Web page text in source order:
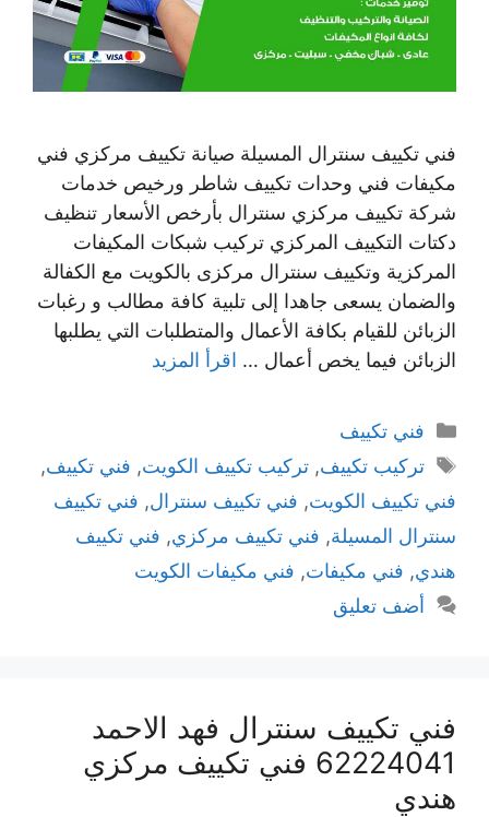
فني تكييف سنترال المسيلة صيانة تكييف مركزي فني
مكيفات فني وحدات تكييف شاطر ورخيص خدمات
شركة تكييف مركزي سنترال بأرخص الأسعار تنظيف
دكتات التكييف المركزي تركيب شبكات المكيفات
المركزية وتكييف سنترال مركزى بالكويت مع الكفالة
والضمان يسعى جاهدا إلى تلبية كافة مطالب و رغبات
الزبائن للقيام بكافة الأعمال والمتطلبات التي يطلبها
الزبائن فيما يخص أعمال … اقرأ المزيد
التصنيفات
فني تكييف
الوسوم
تركيب تكييف, تركيب تكييف الكويت, فني تكييف,
فني تكييف الكويت, فني تكييف سنترال, فني تكييف
سنترال المسيلة, فني تكييف مركزي, فني تكييف
هندي, فني مكيفات, فني مكيفات الكويت
أضف تعليق
فني تكييف سنترال فهد الاحمد
62224041 فني تكييف مركزي
هندي